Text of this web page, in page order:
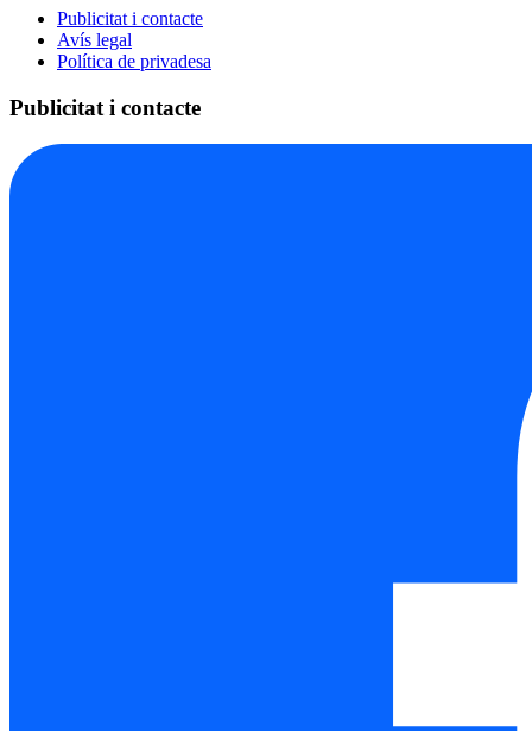
Publicitat i contacte
Avís legal
Política de privadesa
Publicitat i contacte